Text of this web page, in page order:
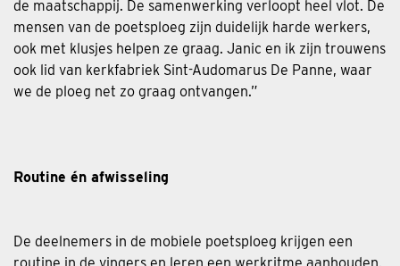
de maatschappij. De samenwerking verloopt heel vlot. De
mensen van de poetsploeg zijn duidelijk harde werkers,
ook met klusjes helpen ze graag. Janic en ik zijn trouwens
ook lid van kerkfabriek Sint-Audomarus De Panne, waar
we de ploeg net zo graag ontvangen.”
Routine én afwisseling
De deelnemers in de mobiele poetsploeg krijgen een
routine in de vingers en leren een werkritme aanhouden.